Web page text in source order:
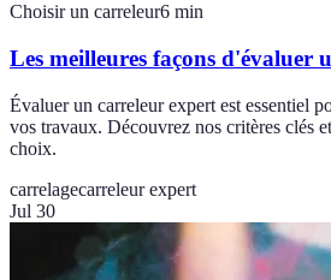
Choisir un carreleur6 min
Les meilleures façons d'évaluer
Évaluer un carreleur expert est essentiel
vos travaux. Découvrez nos critères clés
choix.
carrelagecarreleur expert
Jul 30